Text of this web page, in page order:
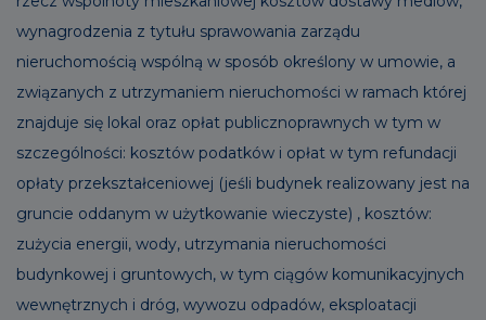
wynagrodzenia z tytułu sprawowania zarządu
nieruchomością wspólną w sposób określony w umowie, a
związanych z utrzymaniem nieruchomości w ramach której
znajduje się lokal oraz opłat publicznoprawnych w tym w
szczególności: kosztów podatków i opłat w tym refundacji
opłaty przekształceniowej (jeśli budynek realizowany jest na
gruncie oddanym w użytkowanie wieczyste) , kosztów:
zużycia energii, wody, utrzymania nieruchomości
budynkowej i gruntowych, w tym ciągów komunikacyjnych
wewnętrznych i dróg, wywozu odpadów, eksploatacji